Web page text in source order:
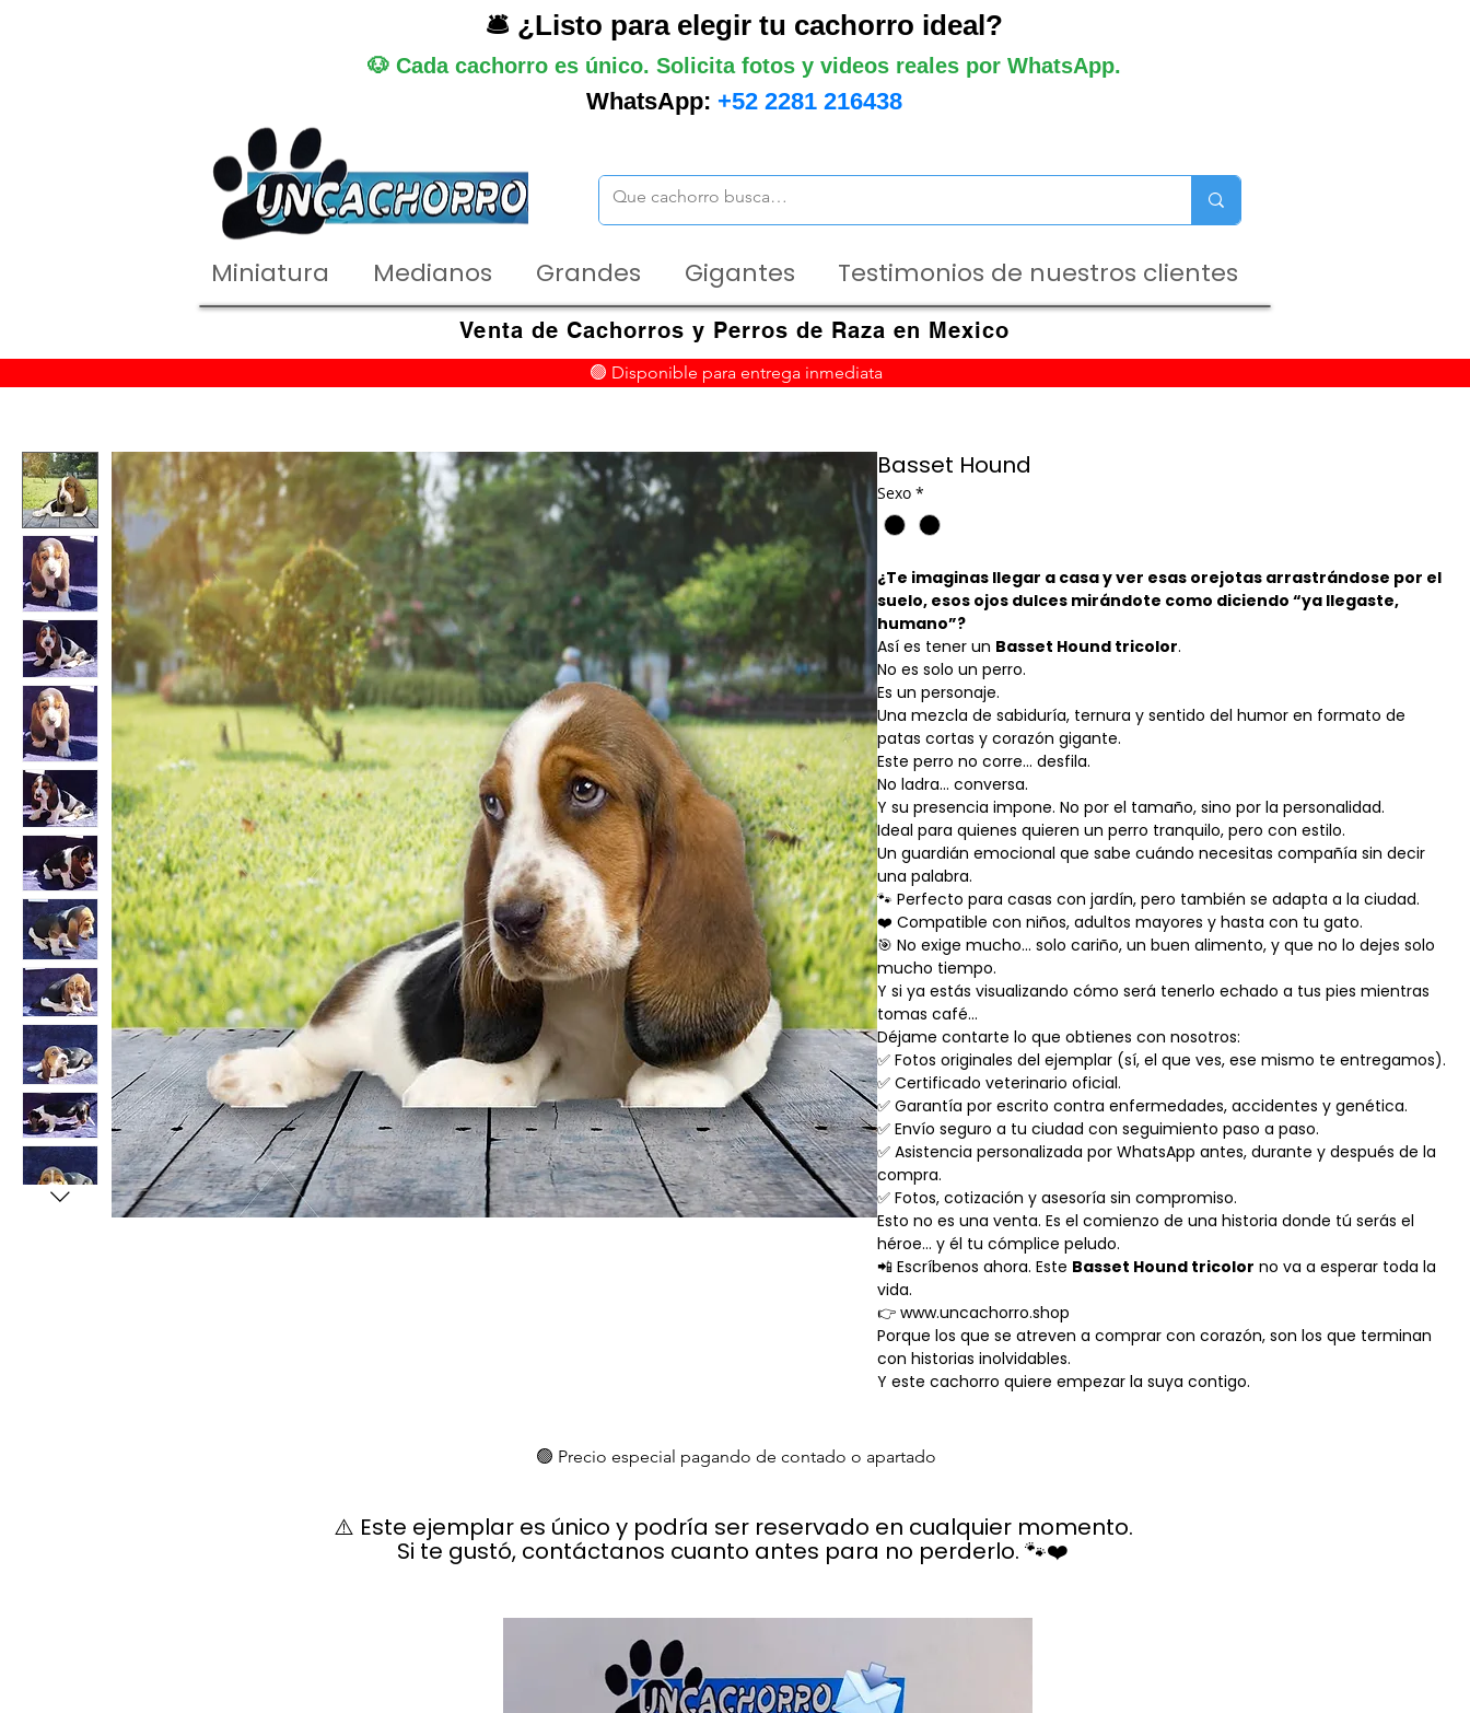
🛎️ ¿Listo para elegir tu cachorro ideal?
🐶 Cada cachorro es único. Solicita fotos y videos reales por WhatsApp.
WhatsApp: +52 2281 216438
Miniatura Medianos Grandes Gigantes Testimonios de nuestros clientes
Venta de Cachorros y Perros de Raza en Mexico
🟢 Disponible para entrega inmediata
Basset Hound
Sexo *
¿Te imaginas llegar a casa y ver esas orejotas arrastrándose por el
suelo, esos ojos dulces mirándote como diciendo “ya llegaste,
humano”?
Así es tener un Basset Hound tricolor.
No es solo un perro.
Es un personaje.
Una mezcla de sabiduría, ternura y sentido del humor en formato de
patas cortas y corazón gigante.
Este perro no corre... desfila.
No ladra... conversa.
Y su presencia impone. No por el tamaño, sino por la personalidad.
Ideal para quienes quieren un perro tranquilo, pero con estilo.
Un guardián emocional que sabe cuándo necesitas compañía sin decir
una palabra.
🐾 Perfecto para casas con jardín, pero también se adapta a la ciudad.
❤️ Compatible con niños, adultos mayores y hasta con tu gato.
🎯 No exige mucho… solo cariño, un buen alimento, y que no lo dejes solo
mucho tiempo.
Y si ya estás visualizando cómo será tenerlo echado a tus pies mientras
tomas café…
Déjame contarte lo que obtienes con nosotros:
✅ Fotos originales del ejemplar (sí, el que ves, ese mismo te entregamos).
✅ Certificado veterinario oficial.
✅ Garantía por escrito contra enfermedades, accidentes y genética.
✅ Envío seguro a tu ciudad con seguimiento paso a paso.
✅ Asistencia personalizada por WhatsApp antes, durante y después de la
compra.
✅ Fotos, cotización y asesoría sin compromiso.
Esto no es una venta. Es el comienzo de una historia donde tú serás el
héroe… y él tu cómplice peludo.
📲 Escríbenos ahora. Este Basset Hound tricolor no va a esperar toda la
vida.
👉 www.uncachorro.shop
Porque los que se atreven a comprar con corazón, son los que terminan
con historias inolvidables.
Y este cachorro quiere empezar la suya contigo.
🟢 Precio especial pagando de contado o apartado
⚠️ Este ejemplar es único y podría ser reservado en cualquier momento.
Si te gustó, contáctanos cuanto antes para no perderlo. 🐾❤️